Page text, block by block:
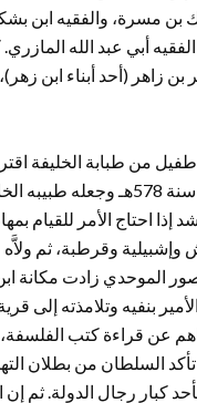
بن مسرة، والفقيه ابن
أبي عبد الله
زاهر (أحد أبناء ابن
ابن طفيل من طبابة
في منصبه، فاستدعاه الخليفة الموحدي أبو يعقوب
احتاج الأمر للقيام
وقرطبة، ثم
الموحدي زادت مكانة
بنفيه وتلامذته إلى
عن قراءة كتب الفلسفة،
السلطان من بطلان
كبار رجال الدولة. ثم